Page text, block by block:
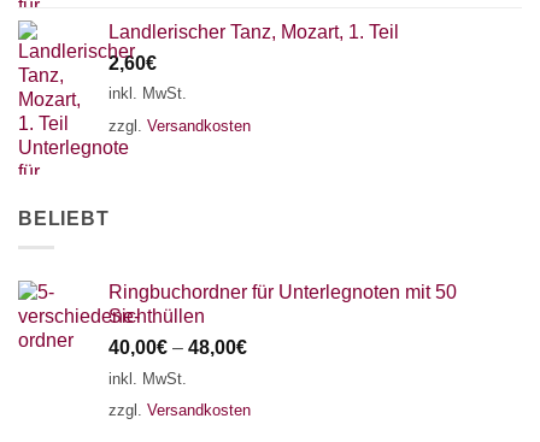
Landlerischer Tanz, Mozart, 1. Teil
2,60€
inkl. MwSt.
zzgl. Versandkosten
BELIEBT
Ringbuchordner für Unterlegnoten mit 50
Sichthüllen
40,00€ – 48,00€
inkl. MwSt.
zzgl. Versandkosten